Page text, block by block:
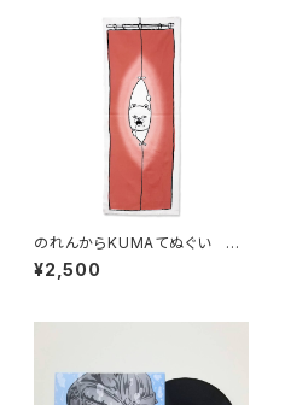
のれんからKUMAてぬぐい ピ
ンク
¥2,500